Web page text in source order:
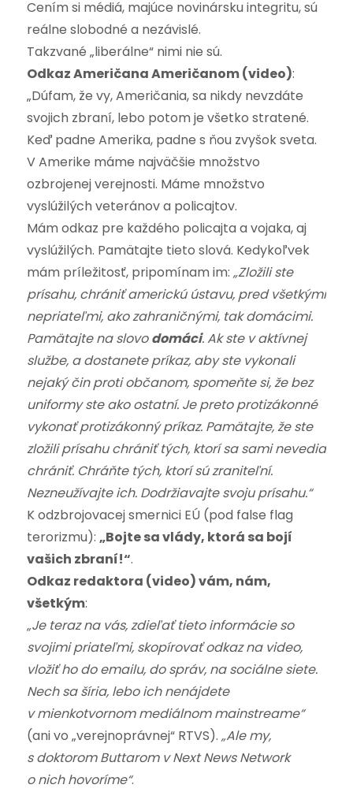
Cením si médiá, majúce novinársku integritu, sú
reálne slobodné a nezávislé.
Takzvané „liberálne“ nimi nie sú.
Odkaz Američana Američanom (video):
„Dúfam, že vy, Američania, sa nikdy nevzdáte
svojich zbraní, lebo potom je všetko stratené.
Keď padne Amerika, padne s ňou zvyšok sveta.
V Amerike máme najväčšie množstvo
ozbrojenej verejnosti. Máme množstvo
vyslúžilých veteránov a policajtov.
Mám odkaz pre každého policajta a vojaka, aj
vyslúžilých. Pamätajte tieto slová. Kedykoľvek
mám príležitosť, pripomínam im: „Zložili ste
prísahu, chrániť americkú ústavu, pred všetkými
nepriateľmi, ako zahraničnými, tak domácimi.
Pamätajte na slovodomáci. Ak ste v aktívnej
službe, a dostanete príkaz, aby ste vykonali
nejaký čin proti občanom, spomeňte si, že bez
uniformy ste ako ostatní. Je preto protizákonné
vykonať protizákonný príkaz. Pamätajte, že ste
zložili prísahu chrániť tých, ktorí sa sami nevedia
chrániť. Chráňte tých, ktorí sú zraniteľní.
Nezneužívajte ich. Dodržiavajte svoju prísahu.“
K odzbrojovacej smernici EÚ (pod false flag
terorizmu): „Bojte sa vlády, ktorá sa bojí
vašich zbraní!“.
Odkaz redaktora (video) vám, nám,
všetkým:
„Je teraz na vás, zdieľať tieto informácie so
svojimi priateľmi, skopírovať odkaz na video,
vložiť ho do emailu, do správ, na sociálne siete.
Nech sa šíria, lebo ich nenájdete
v mienkotvornom mediálnom mainstreame“
(ani vo „verejnoprávnej“ RTVS). „Ale my,
s doktorom Buttarom v Next News Network
o nich hovoríme“.